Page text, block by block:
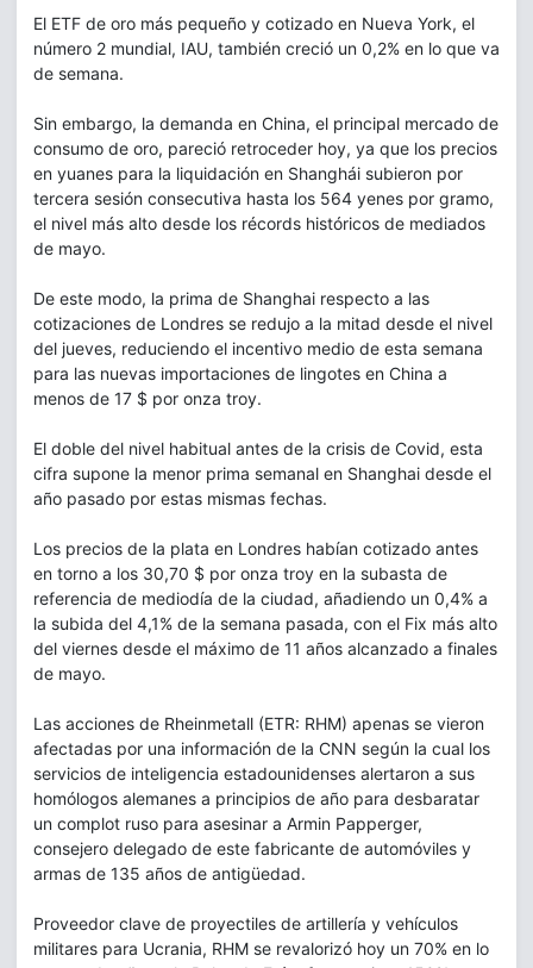
El ETF de oro más pequeño y cotizado en Nueva York, el
número 2 mundial, IAU, también creció un 0,2% en lo que va
de semana.
Sin embargo, la demanda en China, el principal mercado de
consumo de oro, pareció retroceder hoy, ya que los precios
en yuanes para la liquidación en Shanghái subieron por
tercera sesión consecutiva hasta los 564 yenes por gramo,
el nivel más alto desde los récords históricos de mediados
de mayo.
De este modo, la prima de Shanghai respecto a las
cotizaciones de Londres se redujo a la mitad desde el nivel
del jueves, reduciendo el incentivo medio de esta semana
para las nuevas importaciones de lingotes en China a
menos de 17 $ por onza troy.
El doble del nivel habitual antes de la crisis de Covid, esta
cifra supone la menor prima semanal en Shanghai desde el
año pasado por estas mismas fechas.
Los precios de la plata en Londres habían cotizado antes
en torno a los 30,70 $ por onza troy en la subasta de
referencia de mediodía de la ciudad, añadiendo un 0,4% a
la subida del 4,1% de la semana pasada, con el Fix más alto
del viernes desde el máximo de 11 años alcanzado a finales
de mayo.
Las acciones de Rheinmetall (ETR: RHM) apenas se vieron
afectadas por una información de la CNN según la cual los
servicios de inteligencia estadounidenses alertaron a sus
homólogos alemanes a principios de año para desbaratar
un complot ruso para asesinar a Armin Papperger,
consejero delegado de este fabricante de automóviles y
armas de 135 años de antigüedad.
Proveedor clave de proyectiles de artillería y vehículos
militares para Ucrania, RHM se revalorizó hoy un 70% en lo